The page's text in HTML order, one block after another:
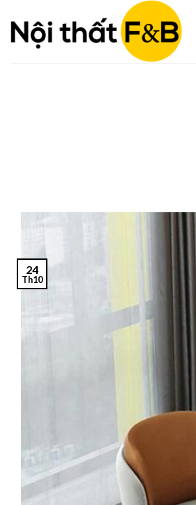
content
24
Th10